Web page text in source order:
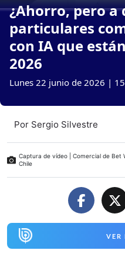
¿Ahorro, pero a
particulares
con IA que
2026
Lunes 22 junio de 2026 |
Por Sergio Silvestre
Captura de vídeo | Comercial de Bet
Chile
VER